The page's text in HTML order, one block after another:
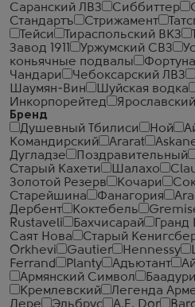
Саранский ЛВЗ
Сиббиттер
Стандартъ
Стрижамент
Тейси
Тираспольский ВКЗ
Завод 1911
Уржумский СВЗ
коньячные подвалы
Чандари
Чебоксарский ЛВЗ
Шаумян-Вин
Шуйская водка
Инкорпорейтед
Бренд
Душевный Тбилиси
Ной
Командирский
Ararat
Дугладзе
Поздравительный
Старый Кахети
Шалахо
Золотой Резерв
Кочари
Старейшина
Фанагория
Дербент
Коктебель
Rustaveli
Бахчисарай
Саят Нова
Старый
Orkhevi
Gautier Hennessy
Ferrand
Planty Адъютант
Армянский Символ
Баадури
Кремлевский
Легенда